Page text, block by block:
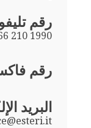
رقم
210 1990
رقم
البريد